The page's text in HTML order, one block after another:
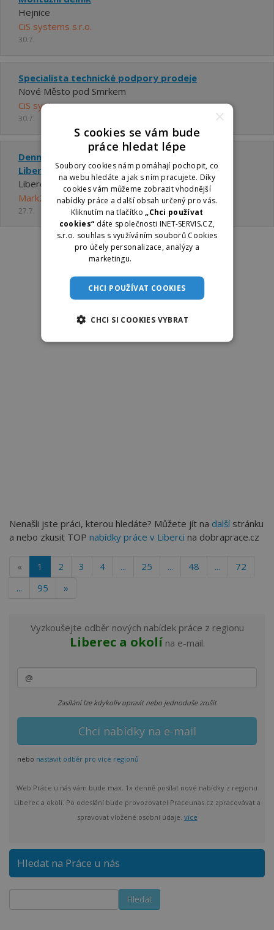
Hejnice
CiS systems s.r.o.
30.7.
Specialista technické podpory prodeje
Nové Město pod Smrkem
CiS systems s.r.o.
30.7.
Denní manažer (M/Ž) pro obchodní centrum -
Liberec
Liberec
Mark2 Corporation Czech a.s.
27.7.
Nenašli jste práci, kterou hledáte? Můžete jít na dalšístránku
a nebo zkusit TOP nabídky práce v Liberci na dobraprace.cz
« 1 2 3 4 ... 25 ... 48 ...
72
...
95 »
Vyzkoušejte odběr nových nabídek práce z regionu
Liberec a okolí na e-mail.
Zasílání lze kdykoliv upravit nebo jednoduše zrušit
nebo nastavit odběr pro více regionů
Web Práce u nás vám bude max. 1x denně posílat nové nabídky z regionu
Liberec a okolí. Po odeslání bude provozovatel Praceunas.cz zpracovávat a
spravovat vložené osobní údaje. více
Hledat na Práce u nás
×
S cookies se vám bude
práce hledat lépe
Soubory cookies nám pomáhají pochopit, co
na webu hledáte a jak s ním pracujete. Díky
cookies vám můžeme zobrazit vhodnější
nabídky práce a další obsah určený pro vás.
Kliknutím na tlačítko„Chci používat
cookies“ dáte společnosti INET-SERVIS.CZ,
s.r.o. souhlas s využíváním souborů Cookies
pro účely personalizace, analýzy a
marketingu.
CHCI POUŽÍVAT COOKIES
CHCI SI COOKIES VYBRAT